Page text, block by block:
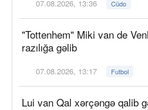
07.08.2026, 13:36 Cüdo
"Tottenhem" Miki van de
razılığa gəlib
07.08.2026, 13:17 Futbol
Lui van Qal xərçəngə qalib